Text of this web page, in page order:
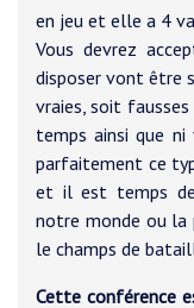
en jeu et elle a 4
Vous devrez
disposer vont être
vraies, soit
temps ainsi que ni
parfaitement ce
et il est temps de
notre monde ou la
le champs de
Cette conférence